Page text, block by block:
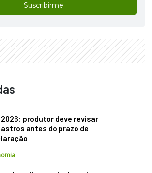
Suscribirme
2026: produtor deve revisar
antes do prazo de